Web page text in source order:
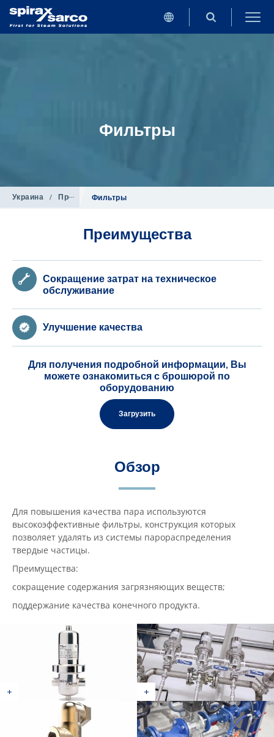
Фильтры
Украина / Продукция / Трубопроводная арматура
Фильтры
Преимущества
Сокращение затрат на техническое
обслуживание
Улучшение качества
Для получения подробной информации, Вы
можете ознакомиться с брошюрой по
оборудованию
Загрузить
Обзор
Для повышения качества пара используются
высокоэффективные фильтры, конструкция которых
позволяет удалять из системы парораспределения
твердые частицы.
Преимущества:
сокращение содержания загрязняющих веществ;
поддержание качества конечного продукта.